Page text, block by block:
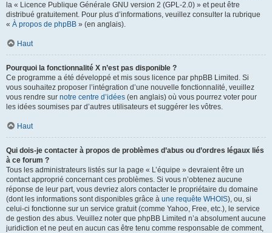
la « Licence Publique Générale GNU version 2 (GPL-2.0) » et peut être
distribué gratuitement. Pour plus d’informations, veuillez consulter la rubrique
« À propos de phpBB » (en anglais).
Haut
Pourquoi la fonctionnalité X n’est pas disponible ?
Ce programme a été développé et mis sous licence par phpBB Limited. Si
vous souhaitez proposer l’intégration d’une nouvelle fonctionnalité, veuillez
vous rendre sur notre centre d’idées (en anglais) où vous pourrez voter pour
les idées soumises par d’autres utilisateurs et suggérer les vôtres.
Haut
Qui dois-je contacter à propos de problèmes d’abus ou d’ordres légaux liés
à ce forum ?
Tous les administrateurs listés sur la page « L’équipe » devraient être un
contact approprié concernant ces problèmes. Si vous n’obtenez aucune
réponse de leur part, vous devriez alors contacter le propriétaire du domaine
(dont les informations sont disponibles grâce à une requête WHOIS), ou, si
celui-ci fonctionne sur un service gratuit (comme Yahoo, Free, etc.), le service
de gestion des abus. Veuillez noter que phpBB Limited n’a absolument aucune
juridiction et ne peut en aucun cas être tenu comme responsable de comment,